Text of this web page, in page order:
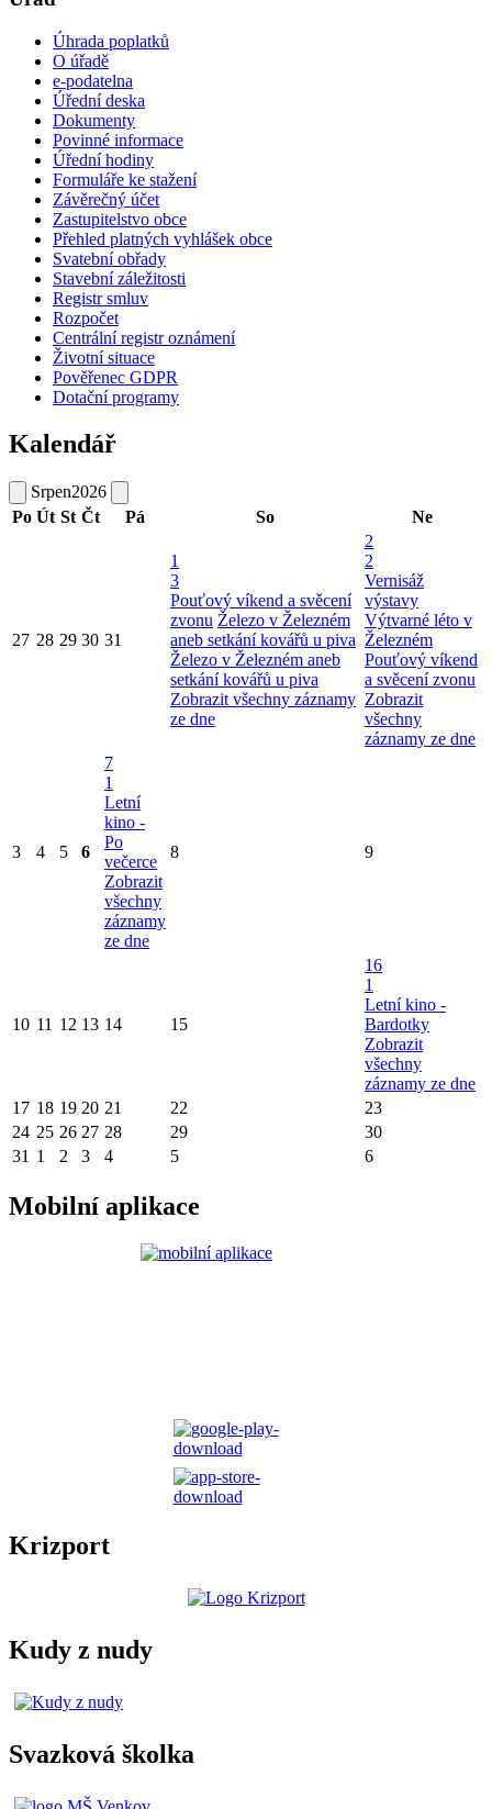
Úhrada poplatků
O úřadě
e-podatelna
Úřední deska
Dokumenty
Povinné informace
Úřední hodiny
Formuláře ke stažení
Závěrečný účet
Zastupitelstvo obce
Přehled platných vyhlášek obce
Svatební obřady
Stavební záležitosti
Registr smluv
Rozpočet
Centrální registr oznámení
Životní situace
Pověřenec GDPR
Dotační programy
Kalendář
Srpen2026
Po Út St Čt Pá So Ne
27 28 29 30 31
1
3
Pouťový víkend a svěcení
zvonu Železo v Železném
aneb setkání kovářů u piva
Železo v Železném aneb
setkání kovářů u piva
Zobrazit všechny záznamy
ze dne
2
2
Vernisáž
výstavy
Výtvarné léto v
Železném
Pouťový víkend
a svěcení zvonu
Zobrazit
všechny
záznamy ze dne
3 4 5 6
7
1
Letní
kino -
Po
večerce
Zobrazit
všechny
záznamy
ze dne
8 9
10 11 12 13 14 15
16
1
Letní kino -
Bardotky
Zobrazit
všechny
záznamy ze dne
17 18 19 20 21 22
23
24 25 26 27 28 29
30
31 1 2 3 4 5 6
Mobilní aplikace
Krizport
Kudy z nudy
Svazková školka